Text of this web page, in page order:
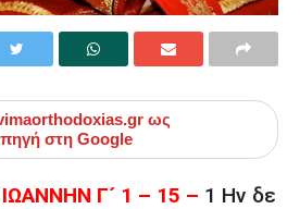
ως
στη Google
Γ´ 1 – 15 – 1 Ην δε